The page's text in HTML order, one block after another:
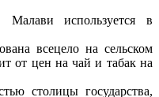
используется в
всецело на сельском
от цен на чай и табак на
столицы государства,